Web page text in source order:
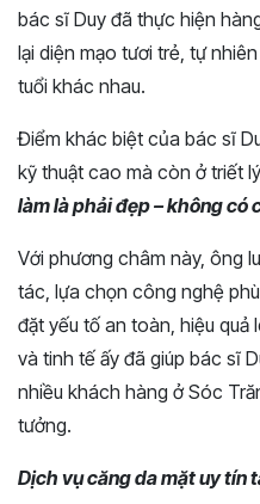
bác sĩ Duy đã thực hiện
lại diện mạo tươi trẻ, tự
tuổi khác nhau.
Điểm khác biệt của bác sĩ
kỹ thuật cao mà còn ở triết
làm là phải đẹp – không có
Với phương châm này, ông
tác, lựa chọn công nghệ
đặt yếu tố an toàn, hiệu quả
và tinh tế ấy đã giúp bác sĩ
nhiều khách hàng ở Sóc
tưởng.
Dịch vụ căng da mặt uy tín